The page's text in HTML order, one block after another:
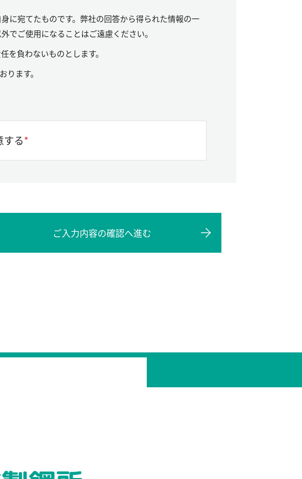
に宛てたものです。弊社の回答から得られた情報の一
でご使用になることはご遠慮ください。
を負わないものとします。
ます。
する*
ご入力内容の確認へ進む